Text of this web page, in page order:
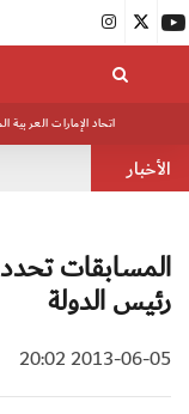
أبيض الشباب يُكثف استعداداته للتصفيات الآسيوية
اتحاد الإمارات العربية
الأخبار
المسابقات
رئيس الدولة
2013-06-05 20:02